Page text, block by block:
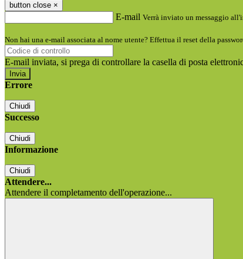
button close ×
E-mail Verrà inviato un messaggio
Non hai una e-mail associata al nome utente? Effettua il reset della
E-mail inviata, si prega di controllare la casella di posta
Errore
Chiudi
Successo
Chiudi
Informazione
Chiudi
Attendere...
Attendere il completamento dell'operazione...